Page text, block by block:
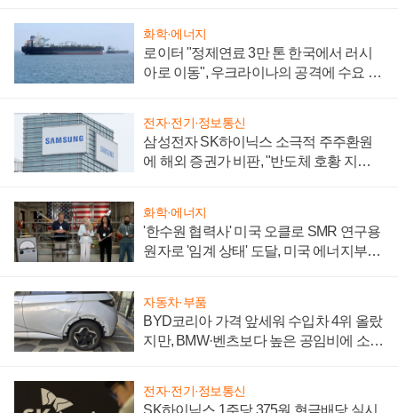
화학·에너지
로이터 "정제연료 3만 톤 한국에서 러시
아로 이동", 우크라이나의 공격에 수요 늘
전자·전기·정보통신
삼성전자 SK하이닉스 소극적 주주환원
에 해외 증권가 비판, "반도체 호황 지속
화학·에너지
'한수원 협력사' 미국 오클로 SMR 연구용
원자로 '임계 상태' 도달, 미국 에너지부
자동차·부품
BYD코리아 가격 앞세워 수입차 4위 올랐
지만, BMW·벤츠보다 높은 공임비에 소비
전자·전기·정보통신